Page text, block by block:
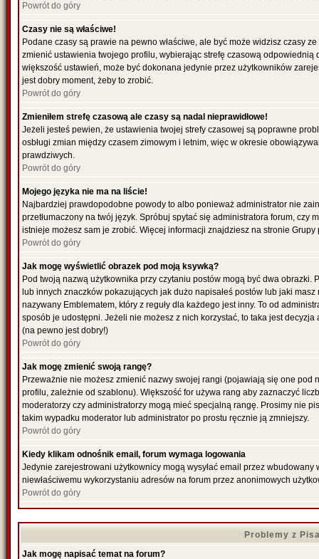
Powrót do góry
Czasy nie są właściwe!
Podane czasy są prawie na pewno właściwe, ale być może widzisz czasy
zmienić ustawienia twojego profilu, wybierając strefę czasową
większość ustawień, może być dokonana jedynie przez użytkowników
jest dobry moment, żeby to zrobić.
Powrót do góry
Zmieniłem strefę czasową ale czasy są nadal nieprawidłowe!
Jeżeli jesteś pewien, że ustawienia twojej strefy czasowej są poprawne
osbługi zmian między czasem zimowym i letnim, więc w okresie
prawdziwych.
Powrót do góry
Mojego języka nie ma na liście!
Najbardziej prawdopodobne powody to albo ponieważ administrator nie
przetłumaczony na twój język. Spróbuj spytać się administratora forum, czy
istnieje możesz sam je zrobić. Więcej informacji znajdziesz na stronie
Powrót do góry
Jak mogę wyświetlić obrazek pod moją ksywką?
Pod twoją nazwą użytkownika przy czytaniu postów mogą być dwa
lub innych znaczków pokazujących jak dużo napisałeś postów lub jaki
nazywany Emblematem, który z reguły dla każdego jest inny. To od
sposób je udostępni. Jeżeli nie możesz z nich korzystać, to taka jest
(na pewno jest dobry!)
Powrót do góry
Jak mogę zmienić swoją rangę?
Przeważnie nie możesz zmienić nazwy swojej rangi (pojawiają się one pod
profilu, zależnie od szablonu). Większość for używa rang aby zaznaczyć
moderatorzy czy administratorzy mogą mieć specjalną rangę. Prosimy nie
takim wypadku moderator lub administrator po prostu ręcznie ją zmniejszy.
Powrót do góry
Kiedy klikam odnośnik email, forum wymaga logowania
Jedynie zarejestrowani użytkownicy mogą wysyłać email przez wbudowany
niewłaściwemu wykorzystaniu adresów na forum przez anonimowych
Powrót do góry
Problemy z
Jak mogę napisać temat na forum?